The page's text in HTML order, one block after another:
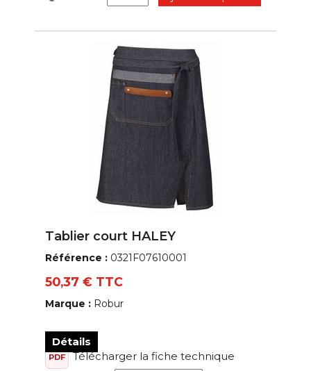
Tablier court HALEY
Référence : 0321F07610001
50,37 € TTC
Marque : Robur
Détails
PDF
Télécharger la fiche technique